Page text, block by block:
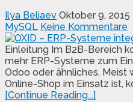
Ilya Beliaev Oktober 9, 2015
MySQL Keine Kommentare
Einleitung Im B2B-Bereich
mehr ERP-Systeme zum
Odoo oder ähnliches. Meist
Online-Shop im Einsatz ist,
[Continue Reading...]